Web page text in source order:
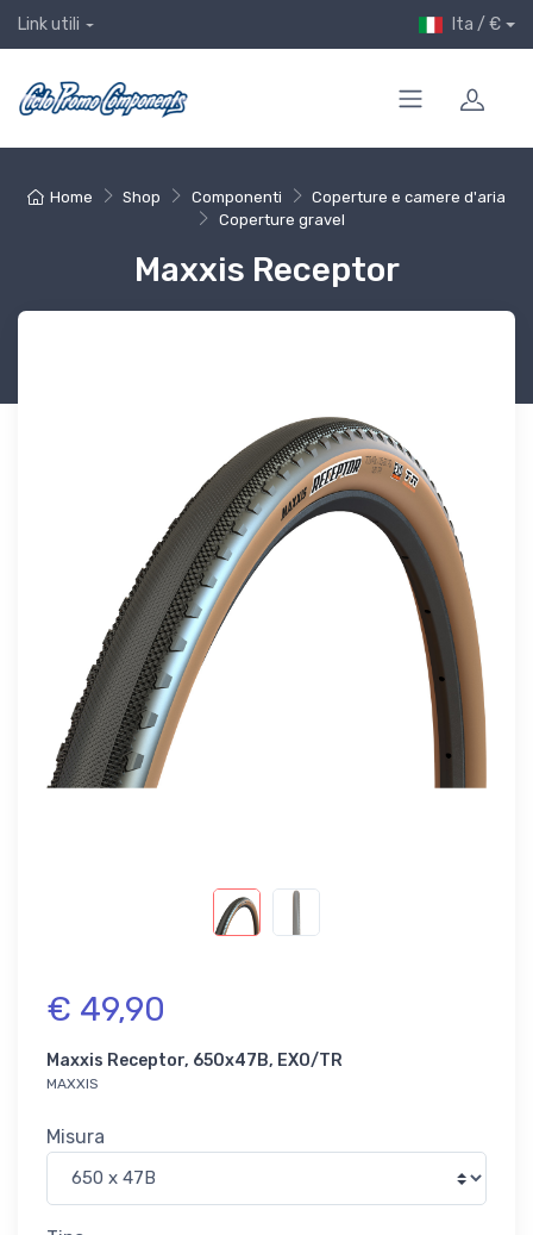
Link utili Ita / €
Home Shop Componenti
Coperture e camere d'aria
Coperture gravel
Maxxis Receptor
€ 49,90
Maxxis Receptor, 650x47B, EXO/TR
MAXXIS
Misura